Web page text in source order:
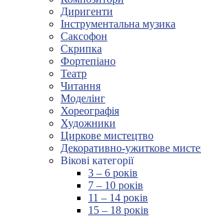
Диригенти
Інструментальна музика
Саксофон
Скрипка
Фортепіано
Театр
Читання
Моделінг
Хореографія
Художники
Циркове мистецтво
Декоративно-ужиткове
Вікові категорії
3 – 6 років
7 – 10 років
11 – 14 років
15 – 18 років